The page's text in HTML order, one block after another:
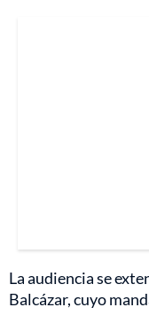
La audiencia se
Balcázar, cuyo